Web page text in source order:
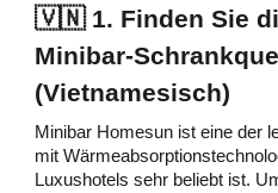
🇻🇳 1. Finden Sie
Minibar-
(Vietnamesisch)
Minibar Homesun ist eine der
mit
Luxushotels sehr beliebt ist.